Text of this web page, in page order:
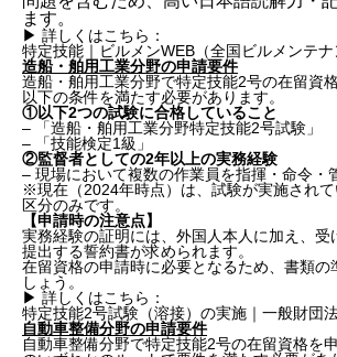
ます。
▶ 詳しくはこちら：
特定技能｜ビルメンWEB（全国ビルメンテナ
造船・舶用工業分野の申請要件
造船・舶用工業分野で特定技能2号の在留資
以下の条件を満たす必要があります。
①以下2つの試験に合格していること
– 「造船・舶用工業分野特定技能2号試験」
– 「技能検定1級」
②監督者としての2年以上の実務経験
– 現場において複数の作業員を指揮・命令
※現在（2024年時点）は、試験が実施されて
区分のみです。
【申請時の注意点】
実務経験の証明には、外国人本人に加え、受
提出する誓約書が求められます。
在留資格の申請時に必要となるため、書類の
しょう。
▶ 詳しくはこちら：
特定技能2号試験（溶接）の実施｜一般財団
自動車整備分野の申請要件
自動車整備分野で特定技能2号の在留資格を